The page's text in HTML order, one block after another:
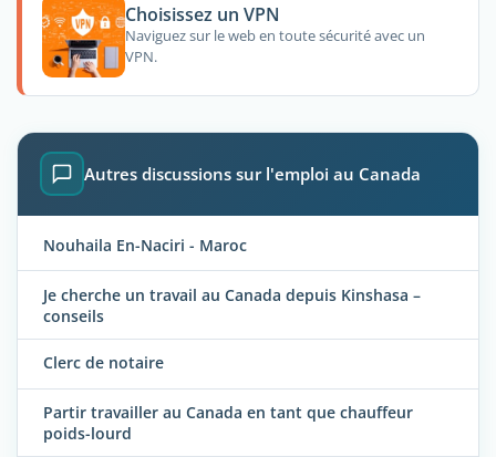
Choisissez un VPN
Naviguez sur le web en toute sécurité avec un
VPN.
Autres discussions sur l'emploi au Canada
Nouhaila En-Naciri - Maroc
Je cherche un travail au Canada depuis Kinshasa –
conseils
Clerc de notaire
Partir travailler au Canada en tant que chauffeur
poids-lourd